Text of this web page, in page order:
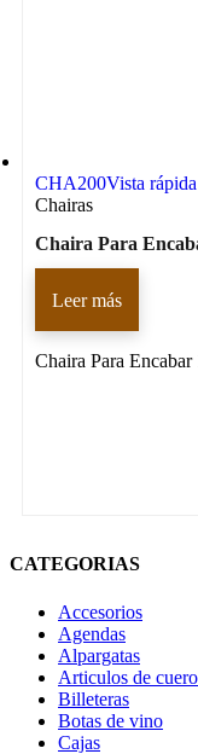
CHA200Vista rápida
Chairas
Chaira Para
Leer más
Chaira Para Encabar
CATEGORIAS
Accesorios
Agendas
Alpargatas
Articulos de
Billeteras
Botas de vino
Cajas